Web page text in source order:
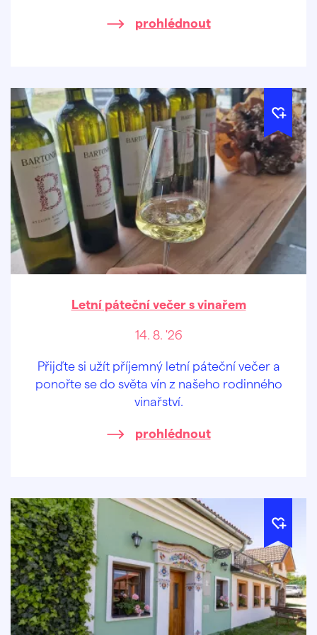
prohlédnout
Letní páteční večer s vinařem
14. 8. '26
Přijďte si užít příjemný letní páteční večer a
ponořte se do světa vín z našeho rodinného
vinařství.
prohlédnout